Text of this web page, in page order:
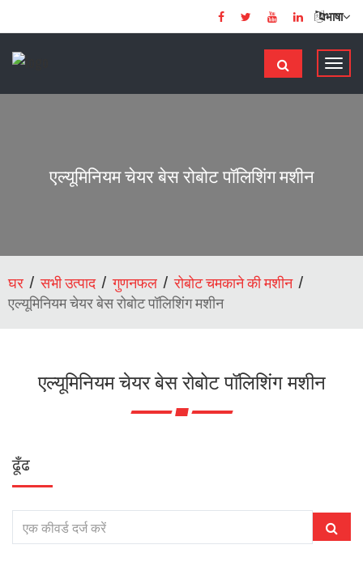
भाषा
टॉ
एल्यूमिनियम चेयर बेस रोबोट पॉलिशिंग मशीन
घर सभी उत्पाद गुणनफल
रोबोट चमकाने की मशीन
एल्यूमिनियम चेयर बेस रोबोट पॉलिशिंग मशीन
एल्यूमिनियम चेयर बेस रोबोट पॉलिशिंग मशीन
ढूँढ